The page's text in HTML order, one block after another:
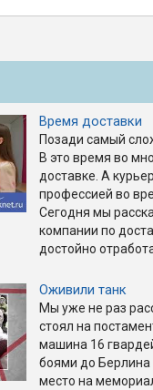
Время доставки
Позади самый
В это время во
доставке. А
профессией во
Сегодня мы
компании по
достойно
Оживили танк
Мы уже не раз
стоял на
машина 16
боями до Берлина
место на